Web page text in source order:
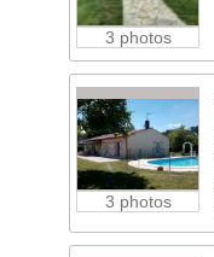
3 photos
3 photos